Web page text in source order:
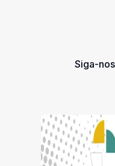
Siga-